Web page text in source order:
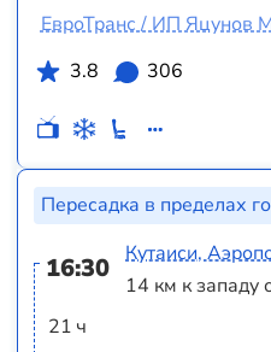
ЕвроТранс / ИП Яцунов
3.8
306
Пересадка в пределах
16:30
21 ч
Кутаиси,
14 км к западу